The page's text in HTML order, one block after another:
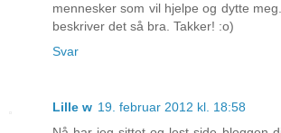
mennesker som vil hjelpe og dytte
beskriver det så bra. Takker! :o)
Svar
Lille w 19. februar 2012 kl. 18:58